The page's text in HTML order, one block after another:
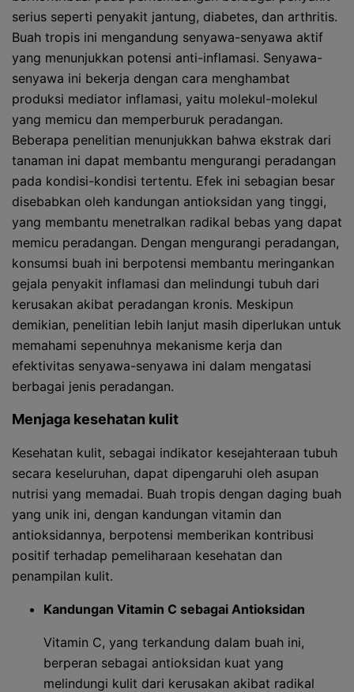
serius seperti penyakit jantung, diabetes, dan arthritis.
Buah tropis ini mengandung senyawa-senyawa aktif
yang menunjukkan potensi anti-inflamasi. Senyawa-
senyawa ini bekerja dengan cara menghambat
produksi mediator inflamasi, yaitu molekul-molekul
yang memicu dan memperburuk peradangan.
Beberapa penelitian menunjukkan bahwa ekstrak dari
tanaman ini dapat membantu mengurangi peradangan
pada kondisi-kondisi tertentu. Efek ini sebagian besar
disebabkan oleh kandungan antioksidan yang tinggi,
yang membantu menetralkan radikal bebas yang dapat
memicu peradangan. Dengan mengurangi peradangan,
konsumsi buah ini berpotensi membantu meringankan
gejala penyakit inflamasi dan melindungi tubuh dari
kerusakan akibat peradangan kronis. Meskipun
demikian, penelitian lebih lanjut masih diperlukan untuk
memahami sepenuhnya mekanisme kerja dan
efektivitas senyawa-senyawa ini dalam mengatasi
berbagai jenis peradangan.
Menjaga kesehatan kulit
Kesehatan kulit, sebagai indikator kesejahteraan tubuh
secara keseluruhan, dapat dipengaruhi oleh asupan
nutrisi yang memadai. Buah tropis dengan daging buah
yang unik ini, dengan kandungan vitamin dan
antioksidannya, berpotensi memberikan kontribusi
positif terhadap pemeliharaan kesehatan dan
penampilan kulit.
Kandungan Vitamin C sebagai Antioksidan
Vitamin C, yang terkandung dalam buah ini,
berperan sebagai antioksidan kuat yang
melindungi kulit dari kerusakan akibat radikal